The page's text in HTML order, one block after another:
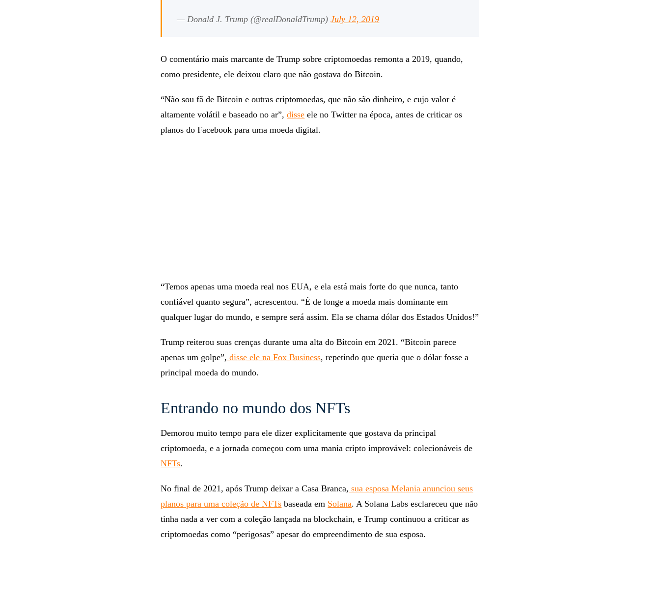
— Donald J. Trump (@realDonaldTrump)July 12, 2019
O comentário mais marcante de Trump sobre criptomoedas remonta a 2019, quando,
como presidente, ele deixou claro que não gostava do Bitcoin.
“Não sou fã de Bitcoin e outras criptomoedas, que não são dinheiro, e cujo valor é
altamente volátil e baseado no ar”,disse ele no Twitter na época, antes de criticar os
planos do Facebook para uma moeda digital.
“Temos apenas uma moeda real nos EUA, e ela está mais forte do que nunca, tanto
confiável quanto segura”, acrescentou. “É de longe a moeda mais dominante em
qualquer lugar do mundo, e sempre será assim. Ela se chama dólar dos Estados Unidos!”
Trump reiterou suas crenças durante uma alta do Bitcoin em 2021. “Bitcoin parece
apenas um golpe”, disse ele na Fox Business, repetindo que queria que o dólar fosse a
principal moeda do mundo.
Entrando no mundo dos NFTs
Demorou muito tempo para ele dizer explicitamente que gostava da principal
criptomoeda, e a jornada começou com uma mania cripto improvável: colecionáveis de
NFTs.
No final de 2021, após Trump deixar a Casa Branca, sua esposa Melania anunciou seus
planos para uma coleção de NFTs baseada em Solana. A Solana Labs esclareceu que não
tinha nada a ver com a coleção lançada na blockchain, e Trump continuou a criticar as
criptomoedas como “perigosas” apesar do empreendimento de sua esposa.